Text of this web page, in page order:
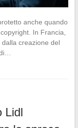
anche quando
In Francia,
creazione del
Lidl